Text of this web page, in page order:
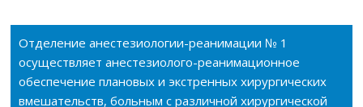
Отделение анестезиологии-реанимации № 1
осуществляет анестезиолого-реанимационное
обеспечение плановых и экстренных хирургических
вмешательств, больным с различной хирургической